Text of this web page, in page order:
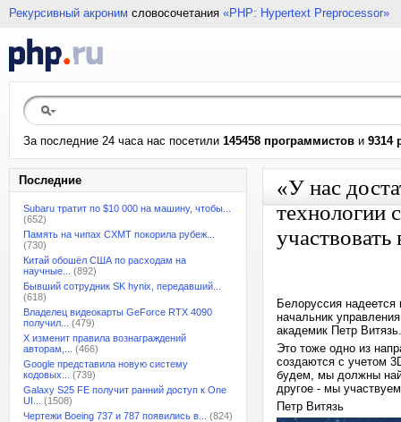
Рекурсивный акроним словосочетания «PHP: Hypertext Preprocessor»
За последние 24 часа нас посетили 145458 программистов и 9314
Последние
Subaru тратит по $10 000 на машину, чтобы...
(652)
Память на чипах CXMT покорила рубеж...
(730)
Китай обошёл США по расходам на
научные...
(892)
Бывший сотрудник SK hynix, передавший...
(618)
Владелец видеокарты GeForce RTX 4090
получил...
(479)
X изменит правила вознаграждений
авторам,...
(466)
Google представила новую систему
кодовых...
(739)
Galaxy S25 FE получит ранний доступ к One
UI...
(1508)
Чертежи Boeing 737 и 787 появились в...
(824)
«У нас
технологии
Белоруссия
начальник
академик Петр Витязь.
Это тоже одно из
создаются с учетом
будем, мы должны
другое - мы
Петр Витязь